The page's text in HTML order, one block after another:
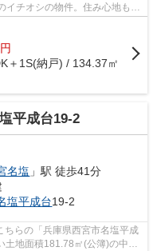
チオシの物件。住み心地も充
円
＋1S(納戸) / 134.37㎡
平成台19-2
名塩 」駅 徒歩41分
塩平成台19-2
ちらの「兵庫県西宮市名塩平成
土地面積181.78㎡(公簿)の中古